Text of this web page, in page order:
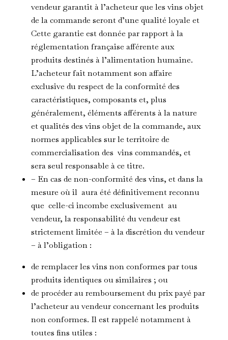
vendeur garantit à l’acheteur que les vins objet
de la commande seront d’une qualité loyale et
Cette garantie est donnée par rapport à la
réglementation française afférente aux
produits destinés à l’alimentation humaine.
L’acheteur fait notamment son affaire
exclusive du respect de la conformité des
caractéristiques, composants et, plus
généralement, éléments afférents à la nature
et qualités des vins objet de la commande, aux
normes applicables sur le territoire de
commercialisation des vins commandés, et
sera seul responsable à ce titre.
– En cas de non-conformité des vins, et dans la
mesure où il aura été définitivement reconnu
que celle-ci incombe exclusivement au
vendeur, la responsabilité du vendeur est
strictement limitée – à la discrétion du vendeur
– à l’obligation :
de remplacer les vins non conformes par tous
produits identiques ou similaires ; ou
de procéder au remboursement du prix payé par
l’acheteur au vendeur concernant les produits
non conformes. Il est rappelé notamment à
toutes fins utiles :